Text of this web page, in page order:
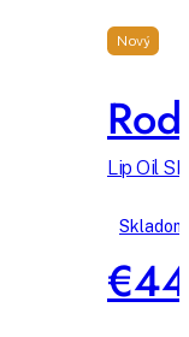
Nový
Lip Oil
Skladom